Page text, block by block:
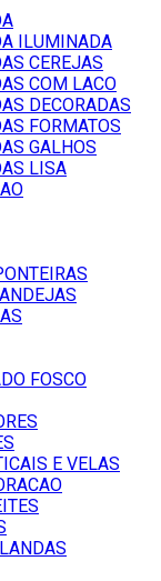
ILUMINADA
CEREJAS
COM LACO
DECORADAS
FORMATOS
GALHOS
LISA
FOSCO
E VELAS